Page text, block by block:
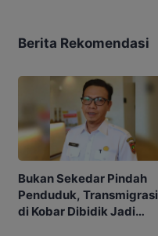
Berita Rekomendasi
Bukan Sekedar Pindah
Penduduk, Transmigrasi
di Kobar Dibidik Jadi